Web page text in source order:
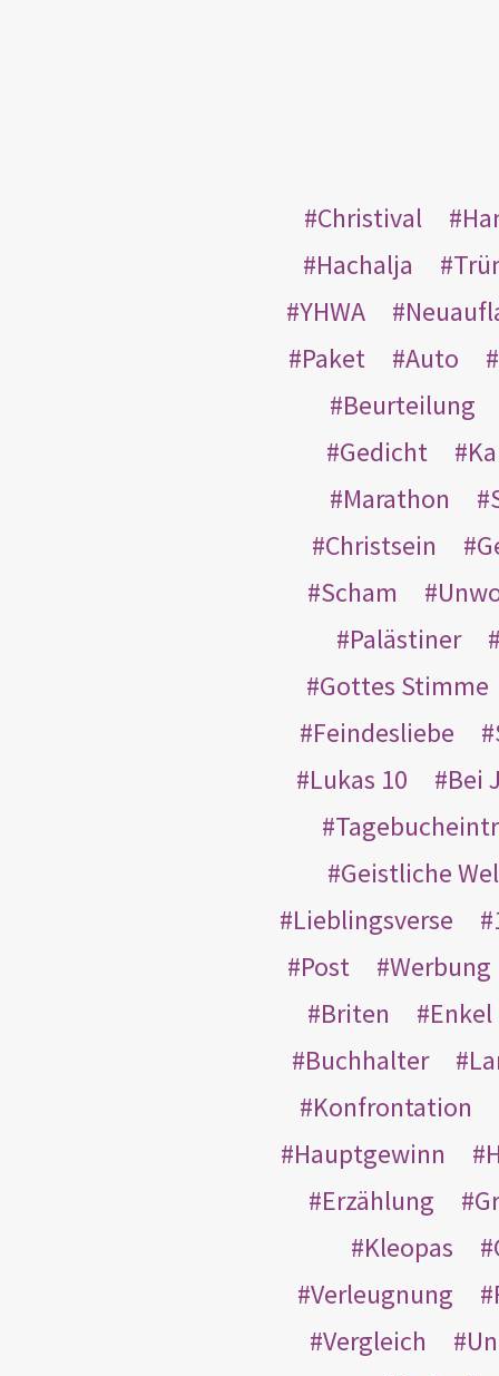
Christival
Hachalja
YHWA
Paket
Auto
Beurteilung
Gedicht
Marathon
Christsein
Scham
Palästiner
Gottes Stimme
Feindesliebe
Lukas 10
Bei
Geistliche
Lieblingsverse
Post
Werbung
Briten
Enkel
Buchhalter
Konfrontation
Hauptgewinn
Erzählung
Kleopas
Verleugnung
Vergleich